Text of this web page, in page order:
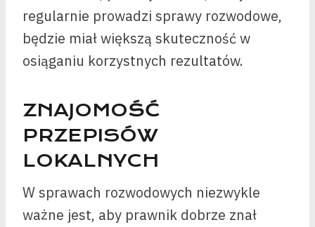
regularnie prowadzi sprawy rozwodowe,
będzie miał większą skuteczność w
osiąganiu korzystnych rezultatów.
ZNAJOMOŚĆ
PRZEPISÓW
LOKALNYCH
W sprawach rozwodowych niezwykle
ważne jest, aby prawnik dobrze znał